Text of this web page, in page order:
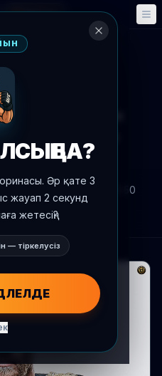
📅 Оқиғалар
желі
что он
Ли
2026 ж. 8 шілде
, 15:50
БА?
Әр қате 3
жауап 2 секунд
жетесің?
— тіркелусіз